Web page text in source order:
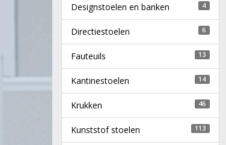
Designstoelen en banken 4
Directiestoelen 6
Fauteuils 13
Kantinestoelen 14
Krukken 46
Kunststof stoelen 113